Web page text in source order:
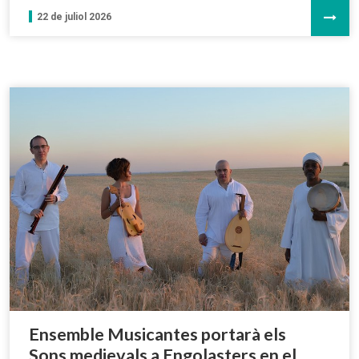
22 de juliol 2026
Ensemble Musicantes portarà els
Sons medievals a Engolasters en el